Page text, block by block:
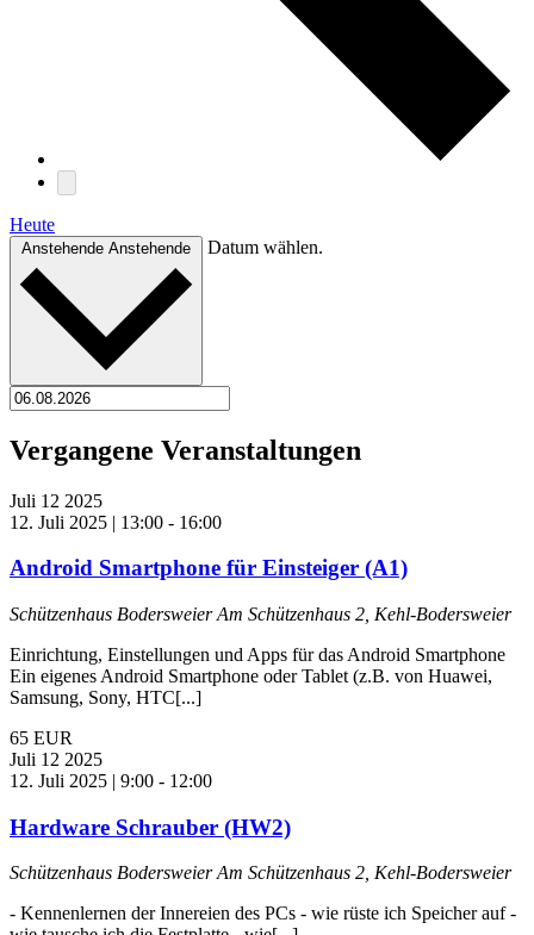
Heute
Anstehende Anstehende Datum wählen.
Vergangene Veranstaltungen
Juli 12 2025
12. Juli 2025 | 13:00 - 16:00
Android Smartphone für Einsteiger (A1)
Schützenhaus BodersweierAm Schützenhaus 2, Kehl-Bodersweier
Einrichtung, Einstellungen und Apps für das Android Smartphone
Ein eigenes Android Smartphone oder Tablet (z.B. von Huawei,
Samsung, Sony, HTC[...]
65 EUR
Juli 12 2025
12. Juli 2025 | 9:00 - 12:00
Hardware Schrauber (HW2)
Schützenhaus BodersweierAm Schützenhaus 2, Kehl-Bodersweier
- Kennenlernen der Innereien des PCs - wie rüste ich Speicher auf -